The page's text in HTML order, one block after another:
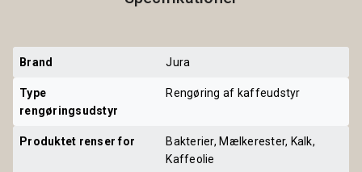
Brand Jura
Type
rengøringsudstyr
Rengøring af kaffeudstyr
Produktet renser for
Bakterier, Mælkerester, Kalk,
Kaffeolie